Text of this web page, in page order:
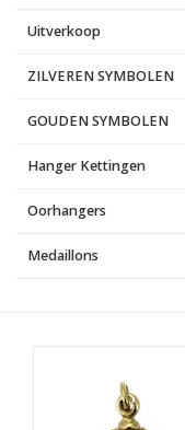
Uitverkoop
ZILVEREN SYMBOLEN
GOUDEN SYMBOLEN
Hanger Kettingen
Oorhangers
Medaillons